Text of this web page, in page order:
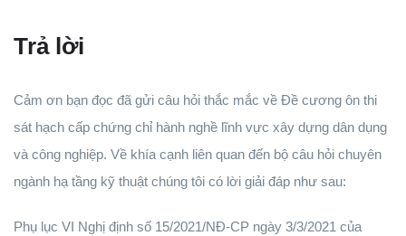
Trả lời
Cảm ơn bạn đọc đã gửi câu hỏi thắc mắc về Đề cương ôn thi
sát hạch cấp chứng chỉ hành nghề lĩnh vực xây dựng dân dụng
và công nghiệp. Về khía cạnh liên quan đến bộ câu hỏi chuyên
ngành hạ tầng kỹ thuật chúng tôi có lời giải đáp như sau:
Phụ lục VI Nghị định số 15/2021/NĐ-CP ngày 3/3/2021 của